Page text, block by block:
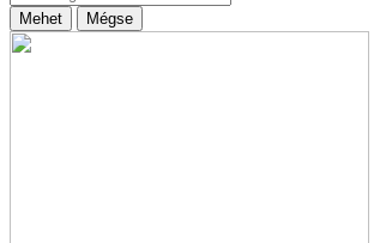
Mehet Mégse